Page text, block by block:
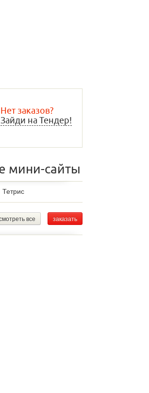
Нет заказов?
Зайди на Тендер!
мини-сайты
Тетрис
все заказать